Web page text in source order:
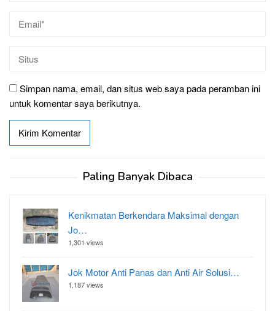
Simpan nama, email, dan situs web saya pada peramban ini
untuk komentar saya berikutnya.
Paling Banyak Dibaca
Kenikmatan Berkendara Maksimal dengan
Jo…
1,301 views
Jok Motor Anti Panas dan Anti Air Solusi…
1,187 views